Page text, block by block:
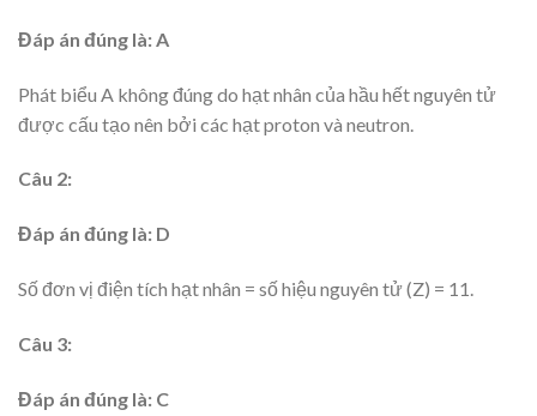
Đáp án đúng là: A
Phát biểu A không đúng do hạt nhân của hầu hết nguyên tử
được cấu tạo nên bởi các hạt proton và neutron.
Câu 2:
Đáp án đúng là: D
Số đơn vị điện tích hạt nhân = số hiệu nguyên tử (Z) = 11.
Câu 3:
Đáp án đúng là: C